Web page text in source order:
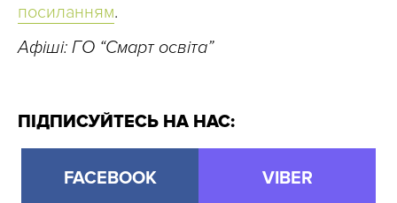
посиланням.
Афіші: ГО “Смарт освіта”
ПІДПИСУЙТЕСЬ НА НАС:
FACEBOOK VIBER